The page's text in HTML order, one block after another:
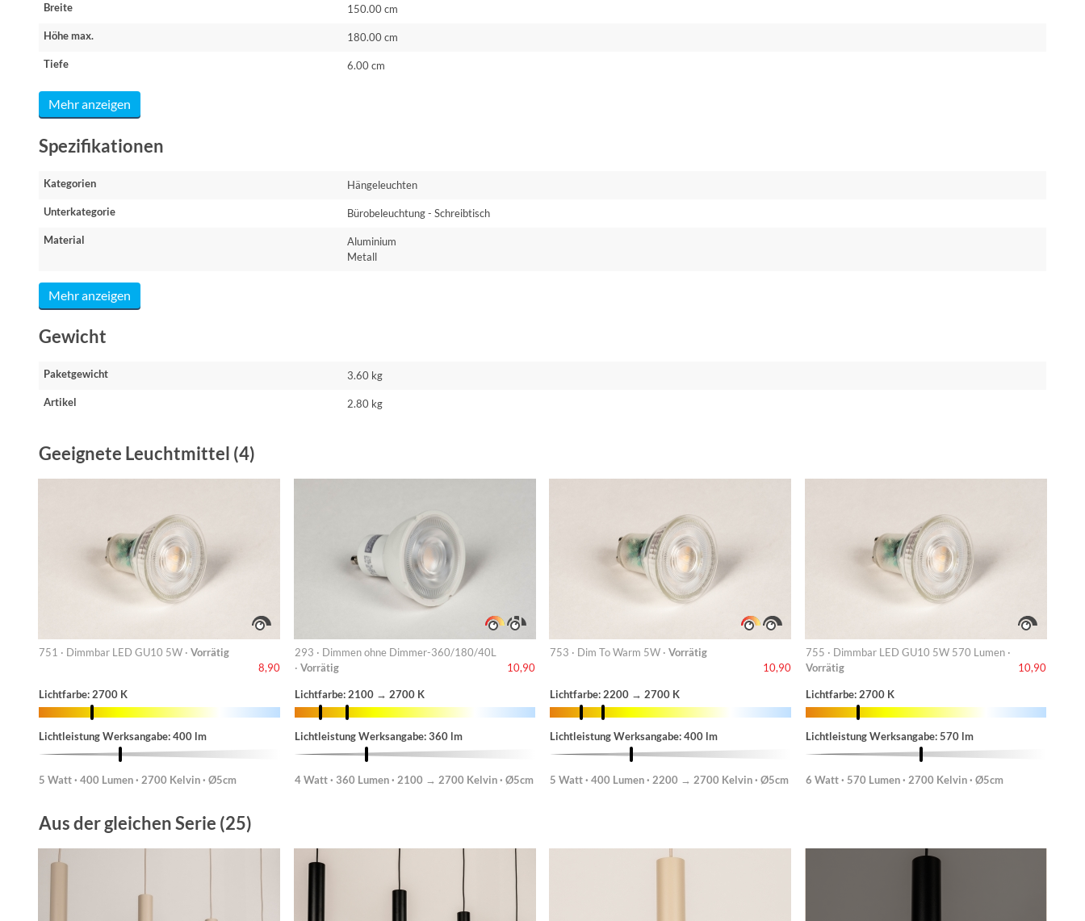
Breite 150.00 cm
Höhe max. 180.00 cm
Tiefe 6.00 cm
Mehr anzeigen
Spezifikationen
Kategorien Hängeleuchten
Unterkategorie Bürobeleuchtung - Schreibtisch
Material
Aluminium
Metall
Mehr anzeigen
Gewicht
Paketgewicht 3.60 kg
Artikel 2.80 kg
Geeignete Leuchtmittel (4)
751 · Dimmbar LED GU10 5W · Vorrätig
8,90
Lichtfarbe: 2700 K
Lichtleistung Werksangabe: 400 lm
5 Watt · 400 Lumen · 2700 Kelvin · Ø5cm
293 · Dimmen ohne Dimmer-360/180/40L
· Vorrätig 10,90
Lichtfarbe: 2100 → 2700 K
Lichtleistung Werksangabe: 360 lm
4 Watt · 360 Lumen · 2100 → 2700 Kelvin · Ø5cm
753 · Dim To Warm 5W · Vorrätig
10,90
Lichtfarbe: 2200 → 2700 K
Lichtleistung Werksangabe: 400 lm
5 Watt · 400 Lumen · 2200 → 2700 Kelvin · Ø5cm
755 · Dimmbar LED GU10 5W 570 Lumen ·
Vorrätig
10,90
Lichtfarbe: 2700 K
Lichtleistung Werksangabe: 570 lm
6 Watt · 570 Lumen · 2700 Kelvin · Ø5cm
Aus der gleichen Serie (25)